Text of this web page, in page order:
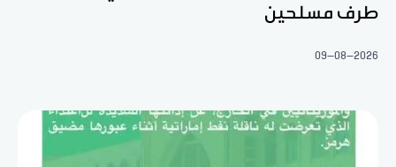
طرف مسلحين
09-08-2026